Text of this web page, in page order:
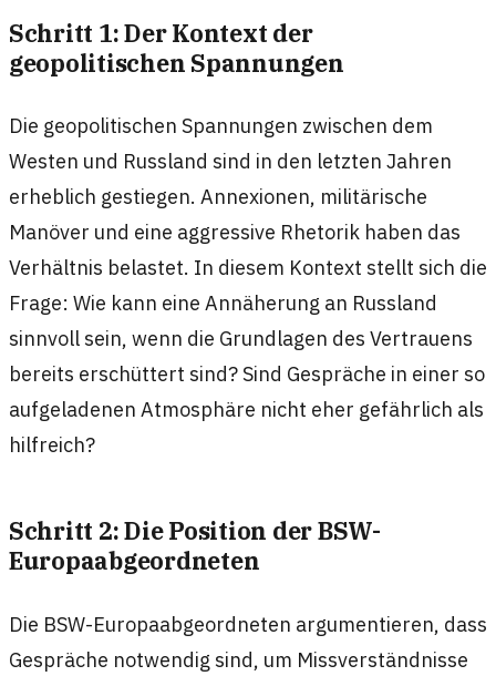
Schritt 1: Der Kontext der
geopolitischen Spannungen
Die geopolitischen Spannungen zwischen dem
Westen und Russland sind in den letzten Jahren
erheblich gestiegen. Annexionen, militärische
Manöver und eine aggressive Rhetorik haben das
Verhältnis belastet. In diesem Kontext stellt sich die
Frage: Wie kann eine Annäherung an Russland
sinnvoll sein, wenn die Grundlagen des Vertrauens
bereits erschüttert sind? Sind Gespräche in einer so
aufgeladenen Atmosphäre nicht eher gefährlich als
hilfreich?
Schritt 2: Die Position der BSW-
Europaabgeordneten
Die BSW-Europaabgeordneten argumentieren, dass
Gespräche notwendig sind, um Missverständnisse